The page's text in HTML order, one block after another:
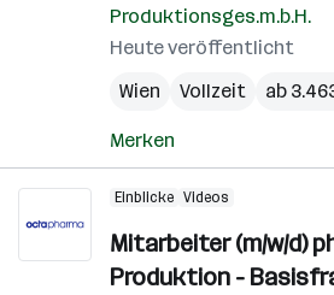
Produktionsges.m.b.H.
Heute veröffentlicht
Wien
Vollzeit ab
Merken
Einblicke Videos
Mitarbeiter (m/w/d)
Produktion -